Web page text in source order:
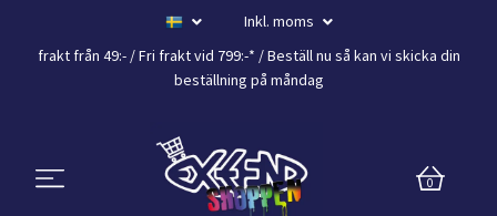
Inkl. moms
frakt från 49:- /Fri frakt vid 799:-* / Beställ nu så kan vi skicka din
beställning på måndag
0